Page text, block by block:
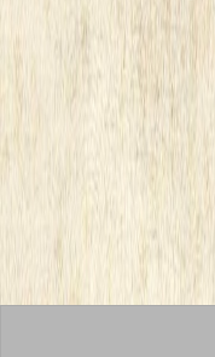
SKIP TO CONTENT